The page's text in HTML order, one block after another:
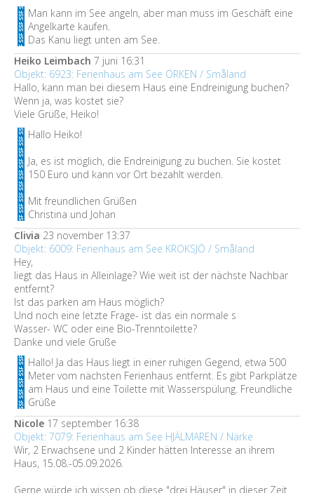
Man kann im See angeln, aber man muss im Geschäft eine
Angelkarte kaufen.
Das Kanu liegt unten am See.
Heiko Leimbach 7 juni 16:31
Objekt: 6923: Ferienhaus am See ÖRKEN / Småland
Hallo, kann man bei diesem Haus eine Endreinigung buchen?
Wenn ja, was kostet sie?
Viele Grüße, Heiko!
Hallo Heiko!
Ja, es ist möglich, die Endreinigung zu buchen. Sie kostet
150 Euro und kann vor Ort bezahlt werden.
Mit freundlichen Grüßen
Christina und Johan
Clivia 23 november 13:37
Objekt: 6009: Ferienhaus am See KROKSJÖ / Småland
Hey,
liegt das Haus in Alleinlage? Wie weit ist der nächste Nachbar
entfernt?
Ist das parken am Haus möglich?
Und noch eine letzte Frage- ist das ein normale s
Wasser- WC oder eine Bio-Trenntoilette?
Danke und viele Grüße
Hallo! Ja das Haus liegt in einer ruhigen Gegend, etwa 500
Meter vom nächsten Ferienhaus entfernt. Es gibt Parkplätze
am Haus und eine Toilette mit Wasserspülung. Freundliche
Grüße
Nicole 17 september 16:38
Objekt: 7079: Ferienhaus am See HJÄLMAREN / Närke
Wir, 2 Erwachsene und 2 Kinder hätten Interesse an ihrem
Haus, 15.08.-05.09.2026.
Gerne würde ich wissen ob diese "drei Häuser" in dieser Zeit